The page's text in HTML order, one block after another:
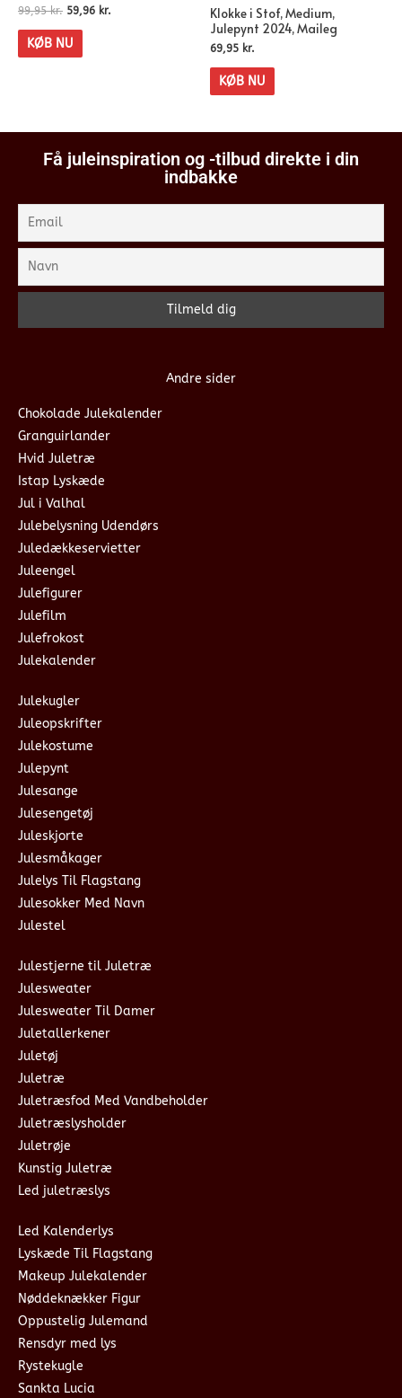
99,95kr. 59,96 kr.
KØB NU
Klokke i Stof, Medium,
Julepynt 2024, Maileg
69,95 kr.
KØB NU
Få juleinspiration og -tilbud direkte i din
indbakke
Andre sider
Chokolade Julekalender
Granguirlander
Hvid Juletræ
Istap Lyskæde
Jul i Valhal
Julebelysning Udendørs
Juledækkeservietter
Juleengel
Julefigurer
Julefilm
Julefrokost
Julekalender
Julekugler
Juleopskrifter
Julekostume
Julepynt
Julesange
Julesengetøj
Juleskjorte
Julesmåkager
Julelys Til Flagstang
Julesokker Med Navn
Julestel
Julestjerne til Juletræ
Julesweater
Julesweater Til Damer
Juletallerkener
Juletøj
Juletræ
Juletræsfod Med Vandbeholder
Juletræslysholder
Juletrøje
Kunstig Juletræ
Led juletræslys
Led Kalenderlys
Lyskæde Til Flagstang
Makeup Julekalender
Nøddeknækker Figur
Oppustelig Julemand
Rensdyr med lys
Rystekugle
Sankta Lucia